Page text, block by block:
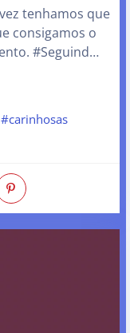
tenhamos que
consigamos o
#Seguind…
#carinhosas